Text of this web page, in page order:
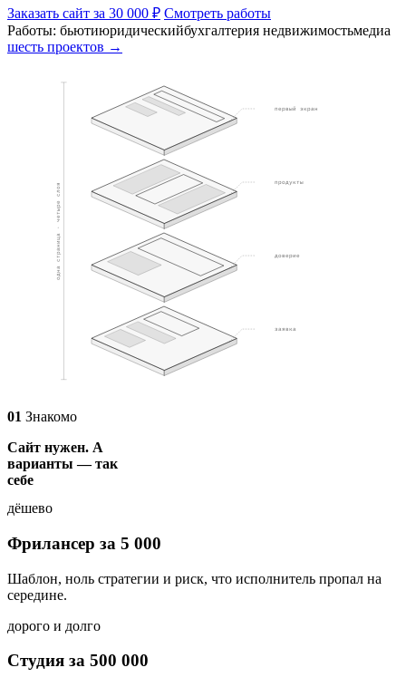
Заказать сайт за 30 000 ₽ Смотреть работы
Работы: бьютиюридическийбухгалтерия недвижимостьмедиа
шесть проектов →
первый экран
продукты
доверие
заявка
одна страница · четыре слоя
01 Знакомо
Сайт нужен. А
варианты — так
себе
дёшево
Фрилансер за 5 000
Шаблон, ноль стратегии и риск, что исполнитель пропал на
середине.
дорого и долго
Студия за 500 000